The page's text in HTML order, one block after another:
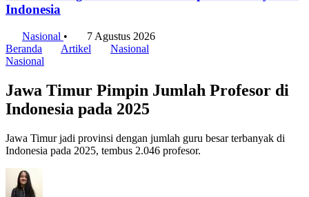
Indonesia
Nasional •
7 Agustus 2026
Beranda
Artikel
Nasional
Nasional
Jawa Timur Pimpin Jumlah Profesor di
Indonesia pada 2025
Jawa Timur jadi provinsi dengan jumlah guru besar terbanyak di
Indonesia pada 2025, tembus 2.046 profesor.